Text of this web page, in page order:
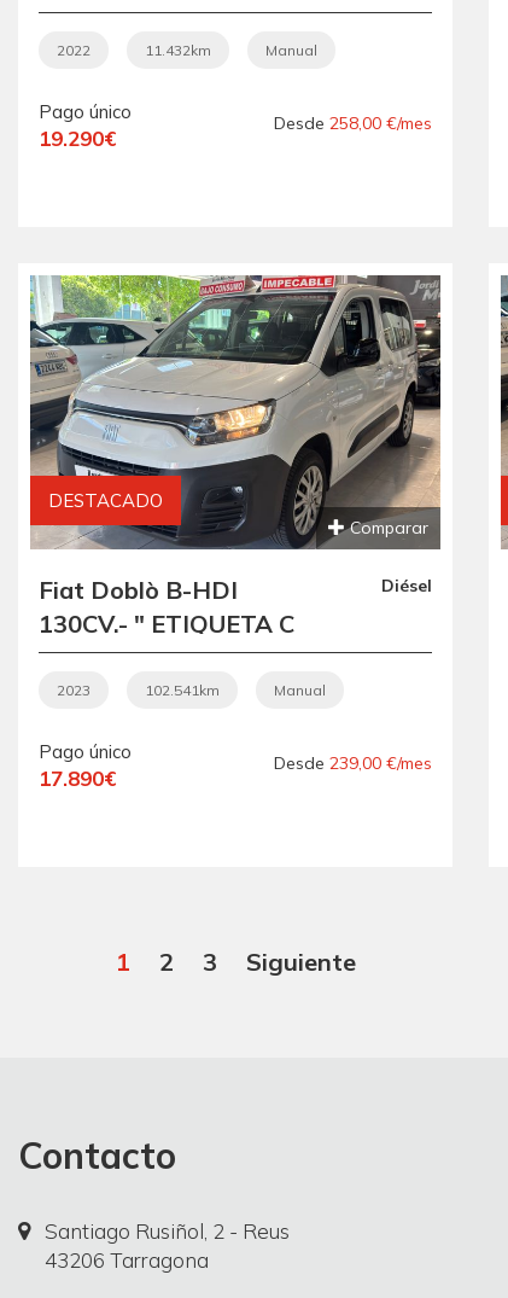
kW .- " REESTRENO
".- " IMPECABLE ".- "
GARANTÍA CON
COBERTURA
2022 11.432km Manual
Pago único
19.290€
Desde 258,00 €/mes
DESTACADO
Comparar
Fiat Doblò B-HDI
130CV.- " ETIQUETA C
VERDE ".- "
REVISADA Y
IMPECABLE ".- " BAJO
CONSUMO ".-
Diésel
2023 102.541km Manual
Pago único
17.890€
Desde 239,00 €/mes
1 2 3 Siguiente
Contacto
Santiago Rusiñol, 2 - Reus
43206 Tarragona